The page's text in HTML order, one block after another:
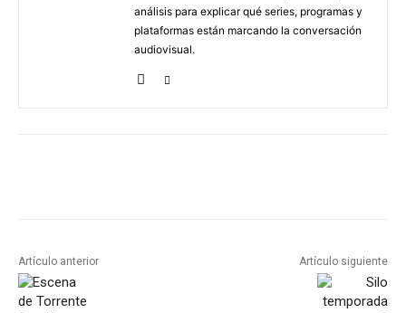
análisis para explicar qué series, programas y
plataformas están marcando la conversación
audiovisual.
Artículo anterior Artículo siguiente